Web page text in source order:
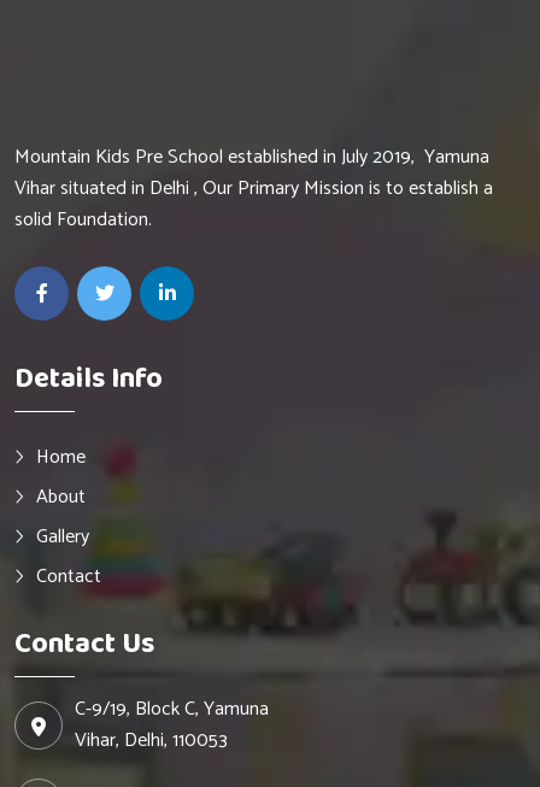
Mountain Kids Pre School established in July 2019, Yamuna
Vihar situated in Delhi , Our Primary Mission is to establish a
solid Foundation.
Details Info
Home
About
Gallery
Contact
Contact Us
C-9/19, Block C, Yamuna
Vihar, Delhi, 110053